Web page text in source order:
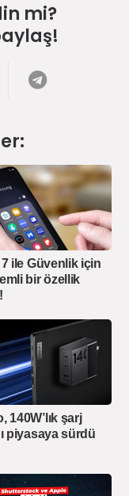
mi?
ile Güvenlik için
bir özellik
140W’lık şarj
piyasaya sürdü